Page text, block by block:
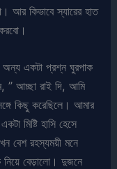
আর কিভাবে স্যারের হাত
একটা প্রশ্ন ঘুরপাক
” আচ্ছা রাই দি, আমি
কিছু করেছিলে। আমার
মিষ্টি হাসি হেসে
বেশ রহস্যময়ী মনে
নিয়ে বেড়ালো। দুজনে